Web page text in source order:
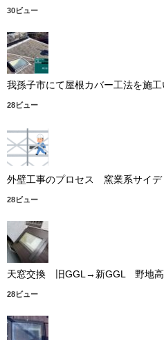
30ビュー
我孫子市にて屋根カバー工法を施
28ビュー
外壁工事のプロセス 窯業系サイデ
28ビュー
天窓交換 旧GGL→新GGL 野地高
28ビュー